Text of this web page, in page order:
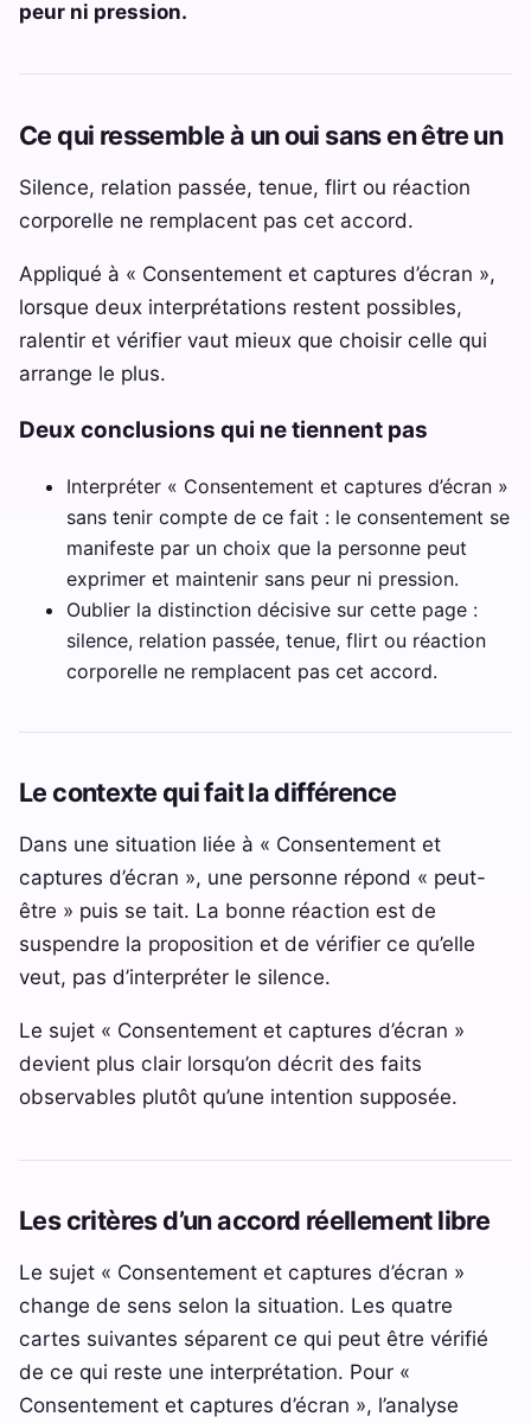
peur ni pression.
Ce qui ressemble à un oui sans en être un
Silence, relation passée, tenue, flirt ou réaction
corporelle ne remplacent pas cet accord.
Appliqué à « Consentement et captures d’écran »,
lorsque deux interprétations restent possibles,
ralentir et vérifier vaut mieux que choisir celle qui
arrange le plus.
Deux conclusions qui ne tiennent pas
Interpréter « Consentement et captures d’écran »
sans tenir compte de ce fait : le consentement se
manifeste par un choix que la personne peut
exprimer et maintenir sans peur ni pression.
Oublier la distinction décisive sur cette page :
silence, relation passée, tenue, flirt ou réaction
corporelle ne remplacent pas cet accord.
Le contexte qui fait la différence
Dans une situation liée à « Consentement et
captures d’écran », une personne répond « peut-
être » puis se tait. La bonne réaction est de
suspendre la proposition et de vérifier ce qu’elle
veut, pas d’interpréter le silence.
Le sujet « Consentement et captures d’écran »
devient plus clair lorsqu’on décrit des faits
observables plutôt qu’une intention supposée.
Les critères d’un accord réellement libre
Le sujet « Consentement et captures d’écran »
change de sens selon la situation. Les quatre
cartes suivantes séparent ce qui peut être vérifié
de ce qui reste une interprétation. Pour «
Consentement et captures d’écran », l’analyse